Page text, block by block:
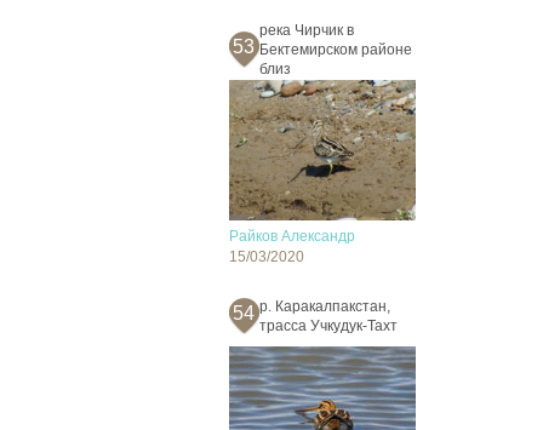
53
река Чирчик в
Бектемирском районе
близ
Райков Александр
15/03/2020
54 р. Каракалпакстан,
трасса Учкудук-Тахт